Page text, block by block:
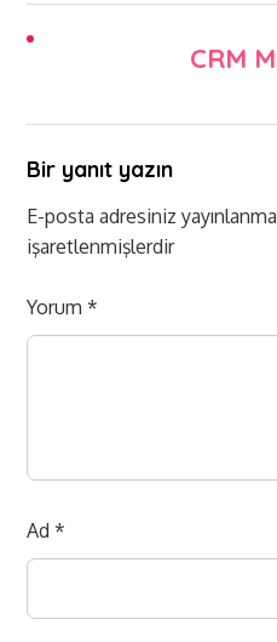
CRM
Bir yanıt yazın
E-posta adresiniz
işaretlenmişlerdir
Yorum*
Ad*